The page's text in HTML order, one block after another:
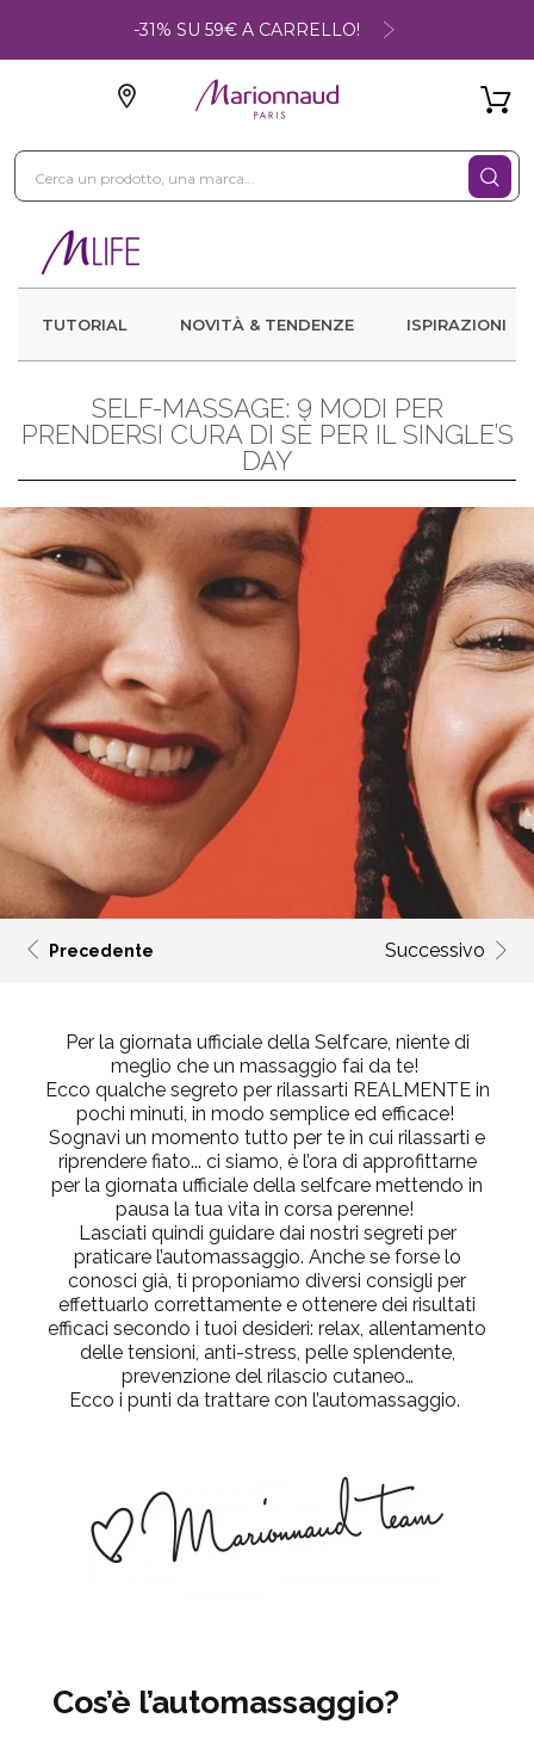
-31% SU 59€ A CARRELLO!
TUTORIAL NOVITÀ & TENDENZE ISPIRAZIONI
SELF-MASSAGE: 9 MODI PER
PRENDERSI CURA DI SÈ PER IL SINGLE’S
DAY
Precedente Successivo
Per la giornata ufficiale della Selfcare, niente di
meglio che un massaggio fai da te!
Ecco qualche segreto per rilassarti REALMENTE in
pochi minuti, in modo semplice ed efficace!
Sognavi un momento tutto per te in cui rilassarti e
riprendere fiato... ci siamo, è l’ora di approfittarne
per la giornata ufficiale della selfcare mettendo in
pausa la tua vita in corsa perenne!
Lasciati quindi guidare dai nostri segreti per
praticare l’automassaggio. Anche se forse lo
conosci già, ti proponiamo diversi consigli per
effettuarlo correttamente e ottenere dei risultati
efficaci secondo i tuoi desideri: relax, allentamento
delle tensioni, anti-stress, pelle splendente,
prevenzione del rilascio cutaneo…
Ecco i punti da trattare con l’automassaggio.
Cos’è l’automassaggio?